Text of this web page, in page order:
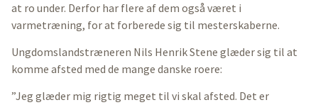
at ro under. Derfor har flere af dem også været i
varmetræning, for at forberede sig til mesterskaberne.
Ungdomslandstræneren Nils Henrik Stene glæder sig til at
komme afsted med de mange danske roere:
”Jeg glæder mig rigtig meget til vi skal afsted. Det er